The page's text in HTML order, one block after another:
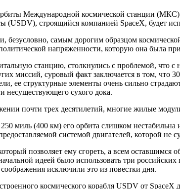
Международной космической станции
(USDV), строящийся компанией SpaceX, будет
самым дорогим образцом
напряженности, которую она была
станцию, столкнулись с проблемой, что с
миссий, суровый факт заключается в том,
ее структурные элементы очень сильно
несуществующего сухого дока.
почти трех десятилетий, многие жилые
миль (400 км) его орбита слишком
системой двигателей, которой не
позволяет ему сгореть, а всем
идеей было использовать три
исключили это из повестки дня.
космического корабля USDV от SpaceX